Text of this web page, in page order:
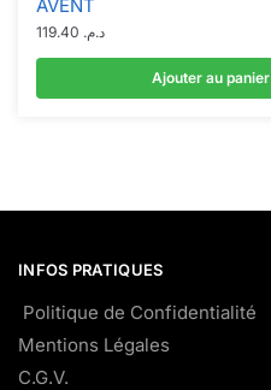
AVENT
د.م.
Ajouter au panier
INFOS PRATIQUES
Politique de Confidentialité
Mentions Légales
C.G.V.